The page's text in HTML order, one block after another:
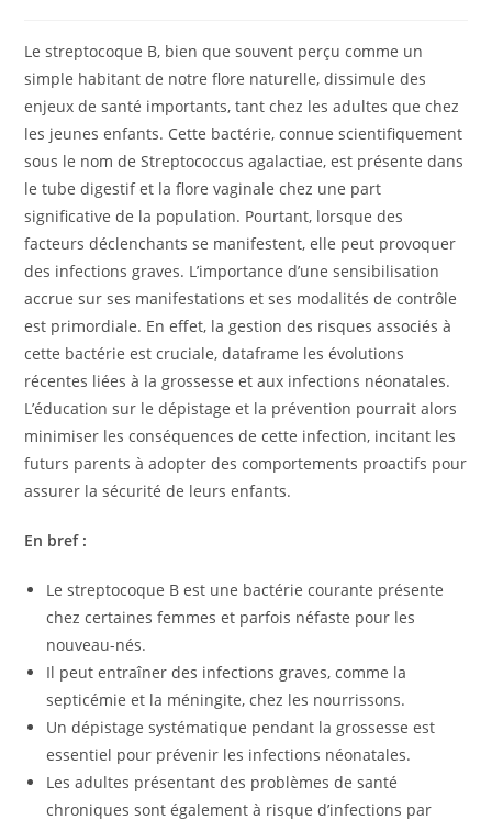
Le streptocoque B, bien que souvent perçu comme un
simple habitant de notre flore naturelle, dissimule des
enjeux de santé importants, tant chez les adultes que chez
les jeunes enfants. Cette bactérie, connue scientifiquement
sous le nom de Streptococcus agalactiae, est présente dans
le tube digestif et la flore vaginale chez une part
significative de la population. Pourtant, lorsque des
facteurs déclenchants se manifestent, elle peut provoquer
des infections graves. L’importance d’une sensibilisation
accrue sur ses manifestations et ses modalités de contrôle
est primordiale. En effet, la gestion des risques associés à
cette bactérie est cruciale, dataframe les évolutions
récentes liées à la grossesse et aux infections néonatales.
L’éducation sur le dépistage et la prévention pourrait alors
minimiser les conséquences de cette infection, incitant les
futurs parents à adopter des comportements proactifs pour
assurer la sécurité de leurs enfants.
En bref :
Le streptocoque B est une bactérie courante présente
chez certaines femmes et parfois néfaste pour les
nouveau-nés.
Il peut entraîner des infections graves, comme la
septicémie et la méningite, chez les nourrissons.
Un dépistage systématique pendant la grossesse est
essentiel pour prévenir les infections néonatales.
Les adultes présentant des problèmes de santé
chroniques sont également à risque d’infections par